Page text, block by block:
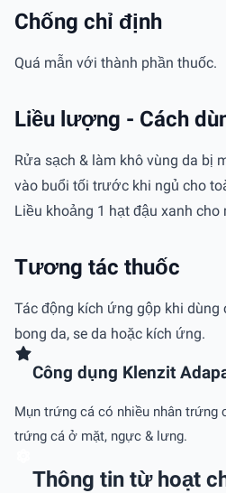
Chống chỉ định
Quá mẫn với thành phần thuốc.
Liều lượng - Cách
Rửa sạch & làm khô vùng da bị
vào buổi tối trước khi ngủ cho
Liều khoảng 1 hạt đậu xanh cho
Tương tác thuốc
Tác động kích ứng gộp khi
bong da, se da hoặc kích ứng.
Công dụng Klenzit
Mụn trứng cá có nhiều nhân trứng
trứng cá ở mặt, ngực & lưng.
Thông tin từ hoạt